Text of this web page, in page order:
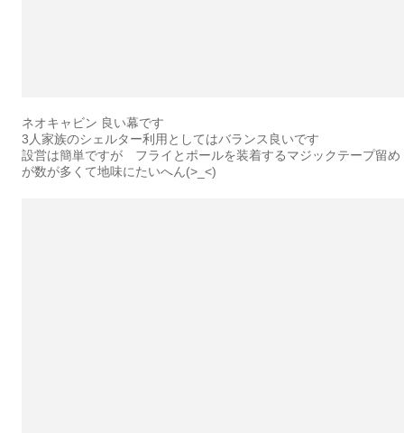
ネオキャビン 良い幕です
3人家族のシェルター利用としてはバランス良いです
設営は簡単ですが フライとポールを装着するマジックテープ留め
が数が多くて地味にたいへん(>_<)